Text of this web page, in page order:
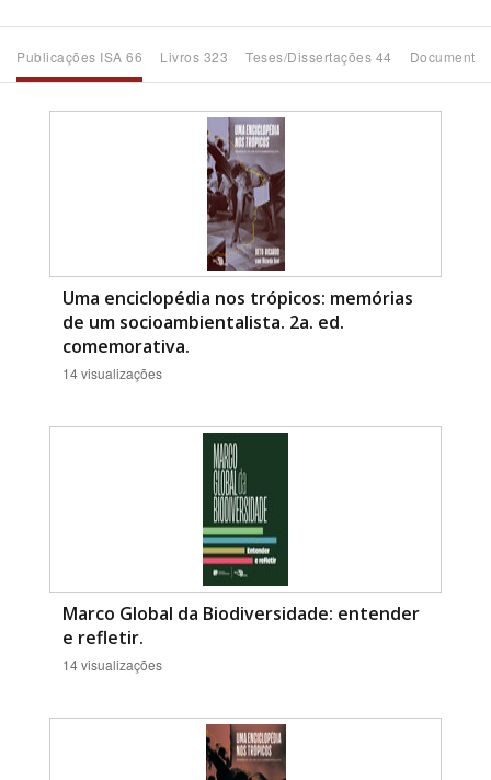
Área Protegida
Publicações ISA 66 Livros 323 Teses/Dissertações 44
Uma enciclopédia nos trópicos: memórias
de um socioambientalista. 2a. ed.
comemorativa.
14 visualizações
Marco Global da Biodiversidade: entender
e refletir.
14 visualizações